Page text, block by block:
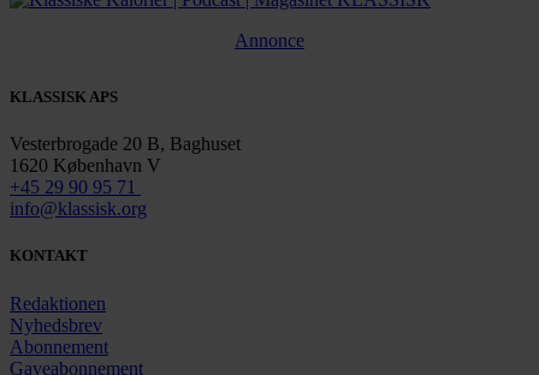
Annonce
KLASSISK APS
Vesterbrogade 20 B, Baghuset
1620 København V
+45 29 90 95 71
info@klassisk.org
KONTAKT
Redaktionen
Nyhedsbrev
Abonnement
Gaveabonnement